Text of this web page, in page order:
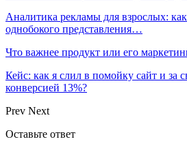
Аналитика рекламы для взрослых:
однобокого представления…
Что важнее продукт или его
Кейс: как я слил в помойку сайт и за
конверсией 13%?
Prev Next
Оставьте ответ